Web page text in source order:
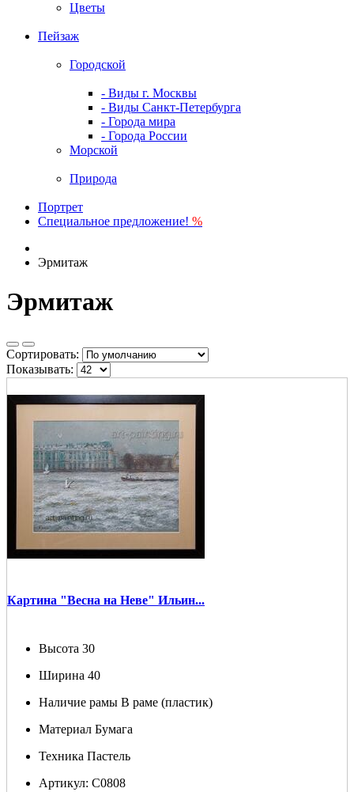
Цветы
Пейзаж
Городской
- Виды г. Москвы
- Виды Санкт-Петербурга
- Города мира
- Города России
Морской
Природа
Портрет
Специальное предложение! %
Эрмитаж
Эрмитаж
Сортировать:
Показывать:
Картина "Весна на Неве" Ильин...
Высота 30
Ширина 40
Наличие рамы В раме (пластик)
Материал Бумага
Техника Пастель
Артикул: С0808